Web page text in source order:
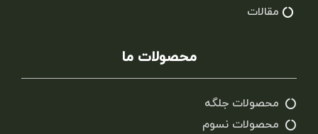
مقالات
محصولات ما
محصولات جلگه
محصولات نسوم